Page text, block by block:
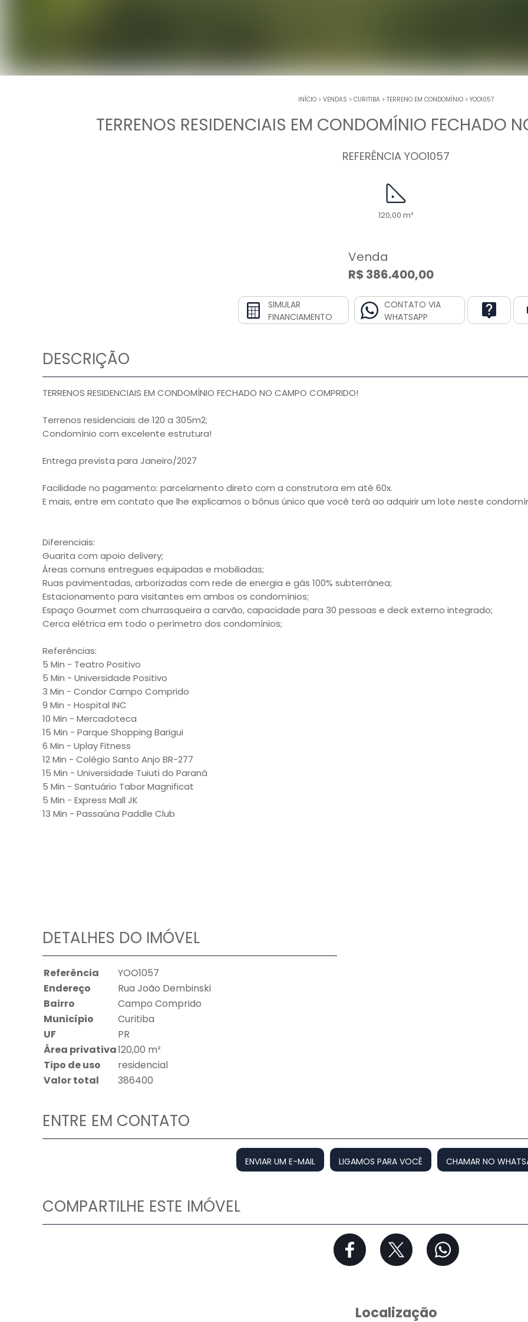
INÍCIO > VENDAS > CURITIBA > TERRENO EM CONDOMÍNIO > YOO1057
TERRENOS RESIDENCIAIS EM CONDOMÍNIO FECHADO
REFERÊNCIA YOO1057
120,00 m²
Venda
R$ 386.400,00
SIMULAR
FINANCIAMENTO
CONTATO VIA
WHATSAPP
DESCRIÇÃO
TERRENOS RESIDENCIAIS EM CONDOMÍNIO FECHADO NO CAMPO COMPRIDO!
Terrenos residenciais de 120 a 305m2;
Condomínio com excelente estrutura!
Entrega prevista para Janeiro/2027
Facilidade no pagamento: parcelamento direto com a construtora em até 60x.
E mais, entre em contato que lhe explicamos o bônus único que você terá ao adquirir um lote neste
Diferenciais:
Guarita com apoio delivery;
Áreas comuns entregues equipadas e mobiliadas;
Ruas pavimentadas, arborizadas com rede de energia e gás 100% subterrânea;
Estacionamento para visitantes em ambos os condomínios;
Espaço Gourmet com churrasqueira a carvão, capacidade para 30 pessoas e deck externo integrado;
Cerca elétrica em todo o perímetro dos condomínios;
Referências:
5 Min - Teatro Positivo
5 Min - Universidade Positivo
3 Min - Condor Campo Comprido
9 Min - Hospital INC
10 Min - Mercadoteca
15 Min - Parque Shopping Barigui
6 Min - Uplay Fitness
12 Min - Colégio Santo Anjo BR-277
15 Min - Universidade Tuiuti do Paraná
5 Min - Santuário Tabor Magnificat
5 Min - Express Mall JK
13 Min - Passaúna Paddle Club
DETALHES DO IMÓVEL
Referência
YOO1057
Endereço
Rua João Dembinski
Bairro
Campo Comprido
Município
Curitiba
UF
PR
Área privativa120,00 m²
Tipo de uso
residencial
Valor total
386400
ENTRE EM CONTATO
ENVIAR UM E-MAIL LIGAMOS PARA VOCÊ CHAMAR NO
COMPARTILHE ESTE IMÓVEL
Localização